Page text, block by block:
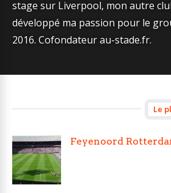
stage sur Liverpool, mon autre
développé ma passion pour le
2016. Cofondateur au-stade.fr.
Feyenoord